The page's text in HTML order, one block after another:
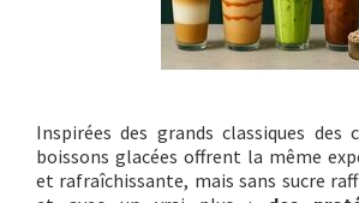
Inspirées des grands classiques des
boissons glacées offrent la même
et rafraîchissante, mais sans sucre